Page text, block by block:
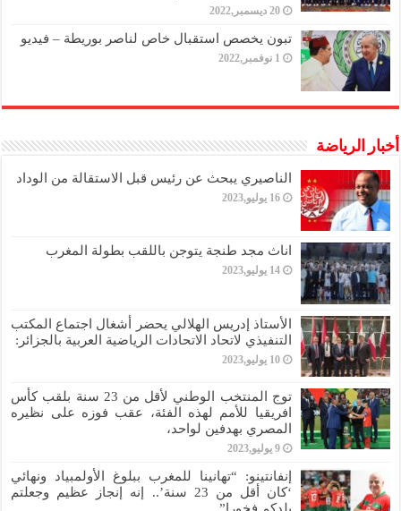
20 ديسمبر,2022
تبون يخصص استقبال خاص لناصر بوريطة – فيديو
1 نوفمبر,2022
أخبار الرياضة
الناصيري يبحث عن رئيس قبل الاستقالة من الوداد
16 يوليو,2023
اناث مجد طنجة يتوجن باللقب بطولة المغرب
14 يوليو,2023
الأستاذ إدريس الهلالي يحضر أشغال اجتماع المكتب
التنفيذي لاتحاد الاتحادات الرياضية العربية بالجزائر:
10 يوليو,2023
توج المنتخب الوطني لأقل من 23 سنة بلقب كأس
افريقيا للأمم لهذه الفئة، عقب فوزه على نظيره
المصري بهدفين لواحد،
9 يوليو,2023
إنفانتينو: “تهانينا للمغرب ببلوغ الأولمبياد ونهائي
‘كان أقل من 23 سنة’.. إنه إنجاز عظيم وجعلتم
بلدكم فخورا”